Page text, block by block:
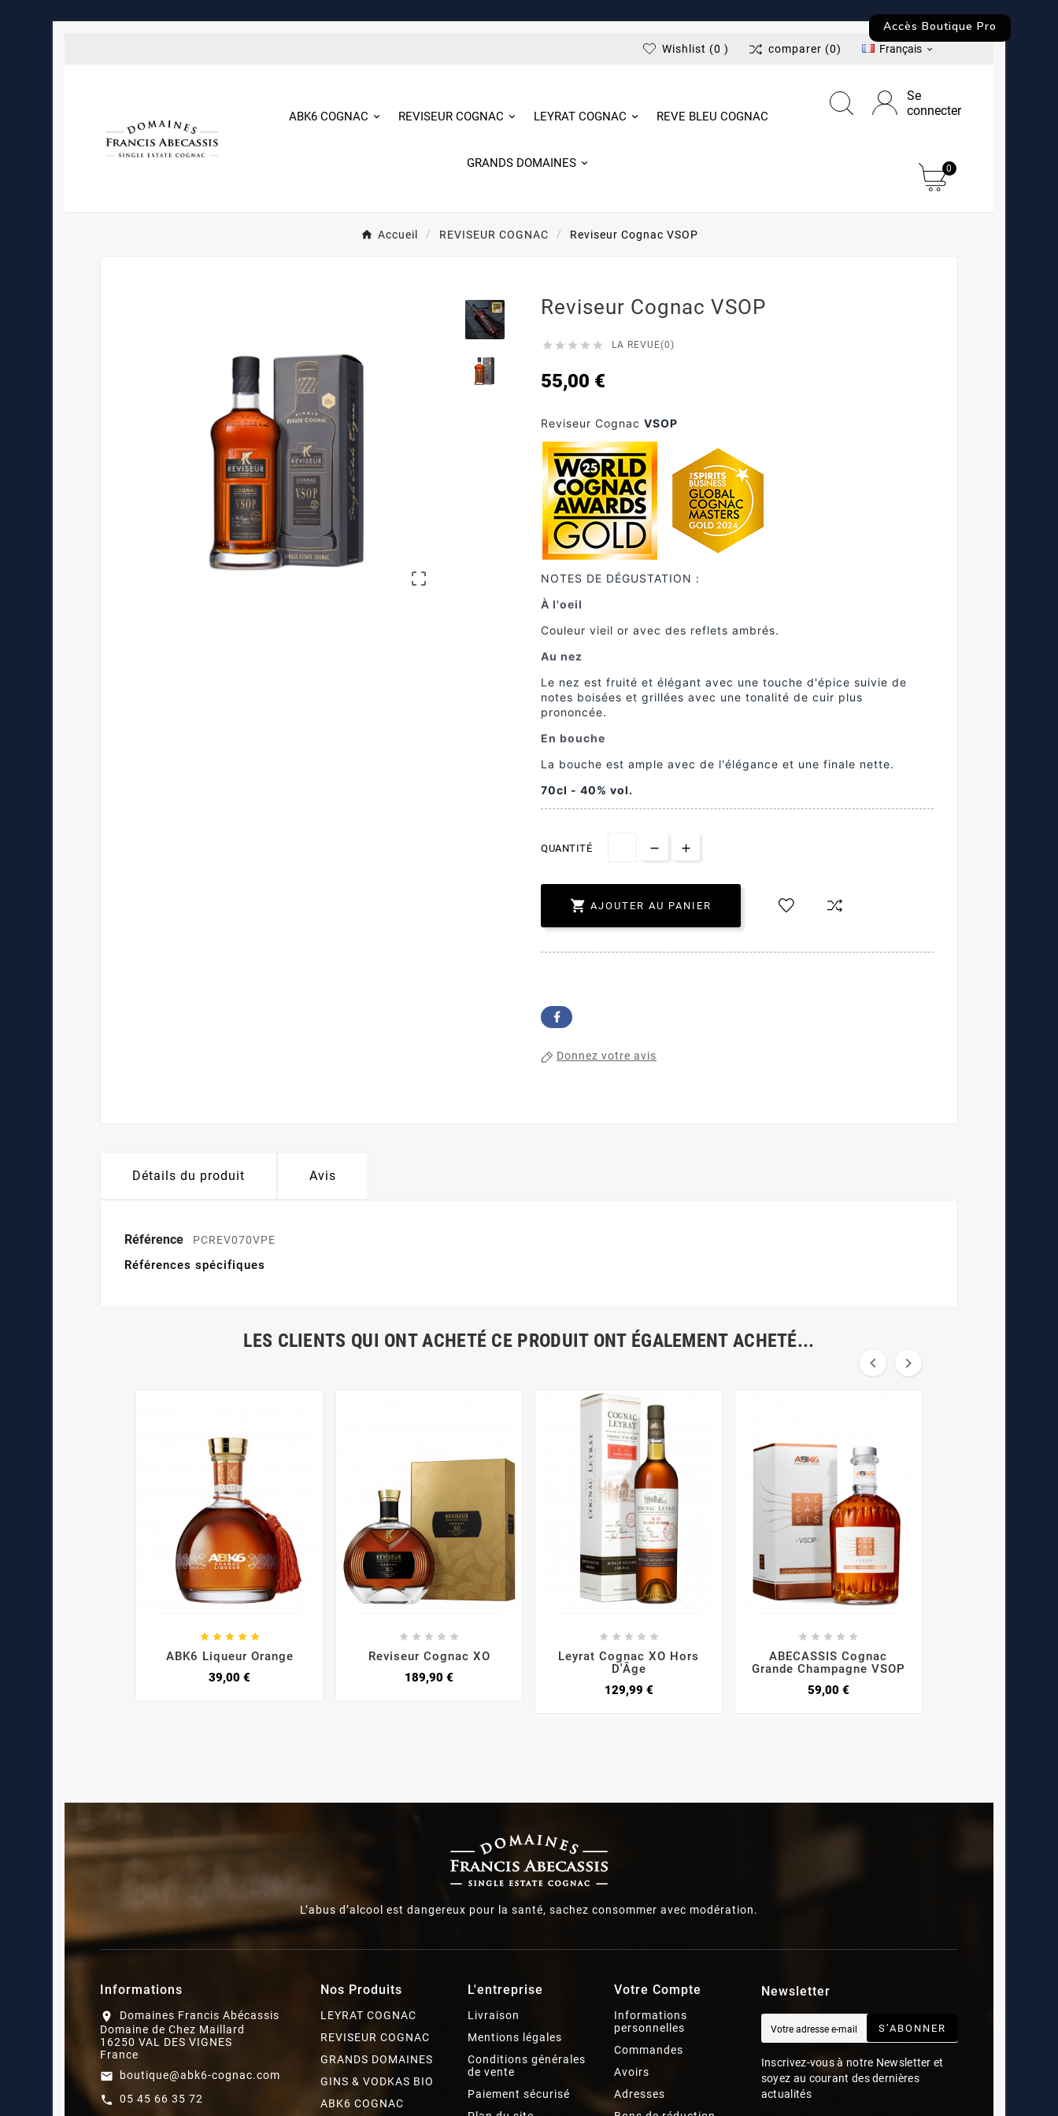
Wishlist (0 ) comparer (0) Français 
ABK6 COGNAC REVISEUR COGNAC LEYRAT COGNAC REVE BLEU COGNAC
GRANDS DOMAINES
Se
connecter
0
Accueil REVISEUR COGNAC Reviseur Cognac VSOP

Reviseur Cognac VSOP
     LA REVUE(0)
55,00 €
Reviseur Cognac VSOP
NOTES DE DÉGUSTATION :
À l'oeil
Couleur vieil or avec des reflets ambrés.
Au nez
Le nez est fruité et élégant avec une touche d'épice suivie de
notes boisées et grillées avec une tonalité de cuir plus
prononcée.
En bouche
La bouche est ample avec de l'élégance et une finale nette.
70cl - 40% vol.
QUANTITÉ
 AJOUTER AU PANIER
Donnez votre avis
Détails du produit Avis
Référence PCREV070VPE
Références spécifiques
LES CLIENTS QUI ONT ACHETÉ CE PRODUIT ONT ÉGALEMENT ACHETÉ...
 
    
ABK6 Liqueur Orange
39,00 €
    
Reviseur Cognac XO
189,90 €
    
Leyrat Cognac XO Hors
D'Âge
129,99 €
    
ABECASSIS Cognac
Grande Champagne VSOP
59,00 €
L’abus d’alcool est dangereux pour la santé, sachez consommer avec modération.
Informations
location_on
Domaines Francis Abécassis
Domaine de Chez Maillard
16250 VAL DES VIGNES
France
email boutique@abk6-cognac.com
call 05 45 66 35 72
Nos Produits
LEYRAT COGNAC
REVISEUR COGNAC
GRANDS DOMAINES
GINS & VODKAS BIO
ABK6 COGNAC
L'entreprise
Livraison
Mentions légales
Conditions générales
de vente
Paiement sécurisé
Votre Compte
Informations
personnelles
Commandes
Avoirs
Adresses
Newsletter
S’ABONNER
Inscrivez-vous à notre Newsletter et
soyez au courant des dernières
actualités
Accès Boutique Pro